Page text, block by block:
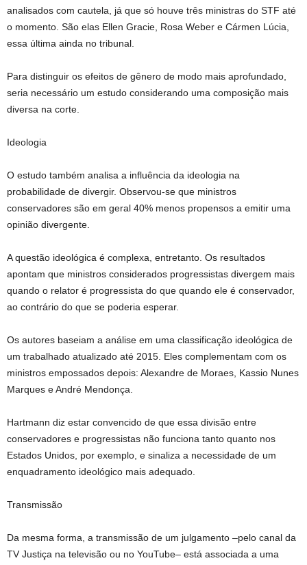
analisados com cautela, já que só houve três ministras do STF até
o momento. São elas Ellen Gracie, Rosa Weber e Cármen Lúcia,
essa última ainda no tribunal.
Para distinguir os efeitos de gênero de modo mais aprofundado,
seria necessário um estudo considerando uma composição mais
diversa na corte.
Ideologia
O estudo também analisa a influência da ideologia na
probabilidade de divergir. Observou-se que ministros
conservadores são em geral 40% menos propensos a emitir uma
opinião divergente.
A questão ideológica é complexa, entretanto. Os resultados
apontam que ministros considerados progressistas divergem mais
quando o relator é progressista do que quando ele é conservador,
ao contrário do que se poderia esperar.
Os autores baseiam a análise em uma classificação ideológica de
um trabalhado atualizado até 2015. Eles complementam com os
ministros empossados depois: Alexandre de Moraes, Kassio Nunes
Marques e André Mendonça.
Hartmann diz estar convencido de que essa divisão entre
conservadores e progressistas não funciona tanto quanto nos
Estados Unidos, por exemplo, e sinaliza a necessidade de um
enquadramento ideológico mais adequado.
Transmissão
Da mesma forma, a transmissão de um julgamento –pelo canal da
TV Justiça na televisão ou no YouTube– está associada a uma